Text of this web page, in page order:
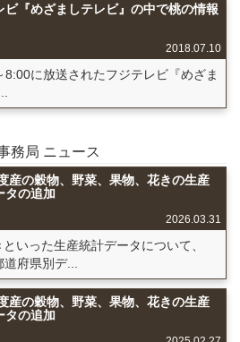
ビ『めざましテレビ』の中で桃の情報
2018.07.10
に放送されたフジテレビ『めざま
務局 ニュース
産の穀物、野菜、果物、花きの生産
タの追加
2026.03.31
いった生産統計データについて、
府県別デ...
産の穀物、野菜、果物、花きの生産
タの追加